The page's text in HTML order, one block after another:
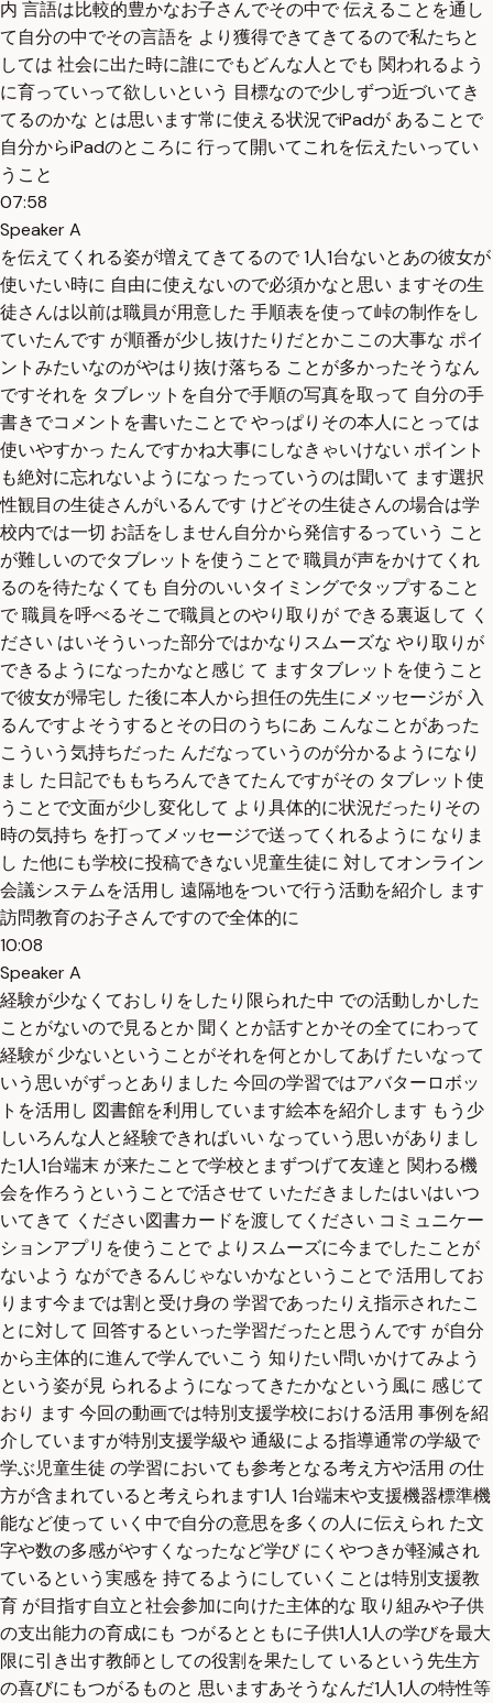
内 言語は比較的豊かなお子さんでその中で 伝えることを通し
て自分の中でその言語を より獲得できてきてるので私たちと
しては 社会に出た時に誰にでもどんな人とでも 関われるよう
に育っていって欲しいという 目標なので少しずつ近づいてき
てるのかな とは思います常に使える状況でiPadが あることで
自分からiPadのところに 行って開いてこれを伝えたいってい
うこと
07:58
Speaker A
を伝えてくれる姿が増えてきてるので 1人1台ないとあの彼女が
使いたい時に 自由に使えないので必須かなと思い ますその生
徒さんは以前は職員が用意した 手順表を使って峠の制作をし
ていたんです が順番が少し抜けたりだとかここの大事な ポイ
ントみたいなのがやはり抜け落ちる ことが多かったそうなん
ですそれを タブレットを自分で手順の写真を取って 自分の手
書きでコメントを書いたことで やっぱりその本人にとっては
使いやすかっ たんですかね大事にしなきゃいけない ポイント
も絶対に忘れないようになっ たっていうのは聞いて ます選択
性観目の生徒さんがいるんです けどその生徒さんの場合は学
校内では一切 お話をしません自分から発信するっていう こと
が難しいのでタブレットを使うことで 職員が声をかけてくれ
るのを待たなくても 自分のいいタイミングでタップすること
で 職員を呼べるそこで職員とのやり取りが できる裏返して く
ださい はいそういった部分ではかなりスムーズな やり取りが
できるようになったかなと感じ て ますタブレットを使うこと
で彼女が帰宅し た後に本人から担任の先生にメッセージが 入
るんですよそうするとその日のうちにあ こんなことがあった
こういう気持ちだった んだなっていうのが分かるようになり
まし た日記でももちろんできてたんですがその タブレット使
うことで文面が少し変化して より具体的に状況だったりその
時の気持ち を打ってメッセージで送ってくれるように なりま
し た他にも学校に投稿できない児童生徒に 対してオンライン
会議システムを活用し 遠隔地をついで行う活動を紹介し ます
訪問教育のお子さんですので全体的に
10:08
Speaker A
経験が少なくておしりをしたり限られた中 での活動しかした
ことがないので見るとか 聞くとか話すとかその全てにわって
経験が 少ないということがそれを何とかしてあげ たいなって
いう思いがずっとありました 今回の学習ではアバターロボッ
トを活用し 図書館を利用しています絵本を紹介します もう少
しいろんな人と経験できればいい なっていう思いがありまし
た1人1台端末 が来たことで学校とまずつげて友達と 関わる機
会を作ろうということで活させて いただきましたはいはいつ
いてきて ください図書カードを渡してください コミュニケー
ションアプリを使うことで よりスムーズに今までしたことが
ないよう なができるんじゃないかなということで 活用してお
ります今までは割と受け身の 学習であったりえ指示されたこ
とに対して 回答するといった学習だったと思うんです が自分
から主体的に進んで学んでいこう 知りたい問いかけてみよう
という姿が見 られるようになってきたかなという風に 感じて
おり ます 今回の動画では特別支援学校における活用 事例を紹
介していますが特別支援学級や 通級による指導通常の学級で
学ぶ児童生徒 の学習においても参考となる考え方や活用 の仕
方が含まれていると考えられます1人 1台端末や支援機器標準機
能など使って いく中で自分の意思を多くの人に伝えられ た文
字や数の多感がやすくなったなど学び にくやつきが軽減され
ているという実感を 持てるようにしていくことは特別支援教
育 が目指す自立と社会参加に向けた主体的な 取り組みや子供
の支出能力の育成にも つがるとともに子供1人1人の学びを最大
限に引き出す教師としての役割を果たして いるという先生方
の喜びにもつがるものと 思いますあそうなんだ1人1人の特性等